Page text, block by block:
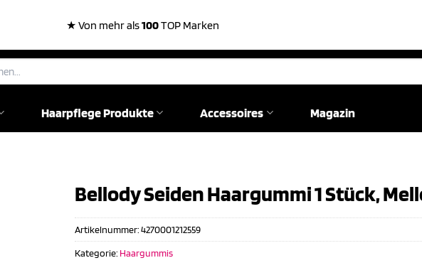
★ Von mehr als100TOP Marken
Haarpflege Produkte Accessoires Magazin
Bellody Seiden Haargummi 1 Stück,
Artikelnummer:4270001212559
Kategorie: Haargummis